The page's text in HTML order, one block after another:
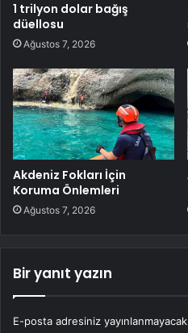
1 trilyon dolar bağış
düellosu
Ağustos 7, 2026
Akdeniz Fokları İçin
Koruma Önlemleri
Ağustos 7, 2026
Bir yanıt yazın
E-posta adresiniz